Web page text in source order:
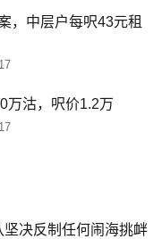
，中层户每呎43元租
万沽，呎价1.2万
坚决反制任何闹海挑衅